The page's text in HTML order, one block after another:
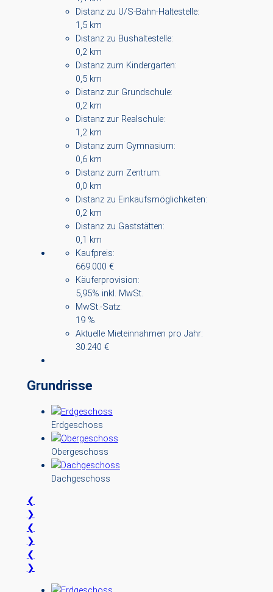
Distanz zu U/S-Bahn-Haltestelle:
1,5 km
Distanz zu Bushaltestelle:
0,2 km
Distanz zum Kindergarten:
0,5 km
Distanz zur Grundschule:
0,2 km
Distanz zur Realschule:
1,2 km
Distanz zum Gymnasium:
0,6 km
Distanz zum Zentrum:
0,0 km
Distanz zu Einkaufsmöglichkeiten:
0,2 km
Distanz zu Gaststätten:
0,1 km
Kaufpreis:
669.000 €
Käuferprovision:
5,95% inkl. MwSt.
MwSt.-Satz:
19 %
Aktuelle Mieteinnahmen pro Jahr:
30.240 €
Grundrisse
Erdgeschoss
Obergeschoss
Dachgeschoss
❮
❯
❮
❯
❮
❯